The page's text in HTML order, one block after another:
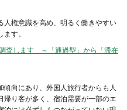
権意識を高め、明るく働きやすい
す。
査します ～「通過型」から「滞在
向にあり、外国人旅行者からも人
り客が多く、宿泊需要が一部のエ